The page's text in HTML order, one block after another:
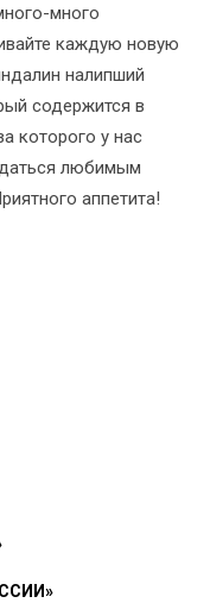
много
каждую новую
налипший
содержится в
которого у нас
любимым
аппетита!